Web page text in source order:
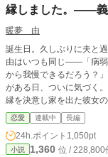
縁しました。――義
暖夢 由
誕生日。久しぶりに夫と
由はいつも同じ――「病弱で可哀
から我慢できるだろう？」 そう言われ続け、優しい妻を演じてきたマリア。 だ
がある日、ついに気づく。 い
縁を決意し家を出た彼女
義妹の過去と、隠された違和感を。 やがて明らかになるのは
裏の顔。 そして社交界とい
は、我慢をやめた一人の
ったはずの少女は――何
恋愛 連載中 長編
24h.ポイント 1,050pt
小説 1,360 位 / 228,800